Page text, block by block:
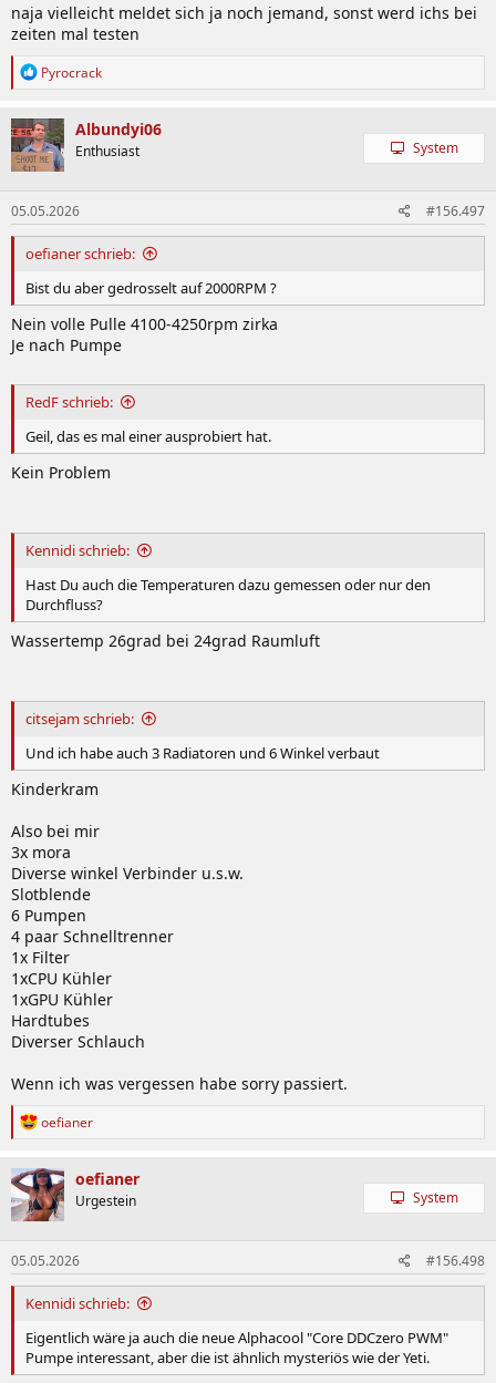
naja vielleicht meldet sich ja noch jemand, sonst werd ichs bei
zeiten mal testen
R
k
t
i
o
n
e
n
:
Pyrocrack
Albundyi06
Enthusiast System
05.05.2026 #156.497
oefianer schrieb:
Bist du aber gedrosselt auf 2000RPM ?
Nein volle Pulle 4100-4250rpm zirka
Je nach Pumpe
RedF schrieb:
Geil, das es mal einer ausprobiert hat.
Kein Problem
Kennidi schrieb:
Hast Du auch die Temperaturen dazu gemessen oder nur den
Durchfluss?
Wassertemp 26grad bei 24grad Raumluft
citsejam schrieb:
Und ich habe auch 3 Radiatoren und 6 Winkel verbaut
Kinderkram
Also bei mir
3x mora
Diverse winkel Verbinder u.s.w.
Slotblende
6 Pumpen
4 paar Schnelltrenner
1x Filter
1xCPU Kühler
1xGPU Kühler
Hardtubes
Diverser Schlauch
Wenn ich was vergessen habe sorry passiert.
R
k
t
i
o
n
e
n
:
oefianer
oefianer
Urgestein System
05.05.2026 #156.498
Kennidi schrieb:
Eigentlich wäre ja auch die neue Alphacool "Core DDCzero PWM"
Pumpe interessant, aber die ist ähnlich mysteriös wie der Yeti.